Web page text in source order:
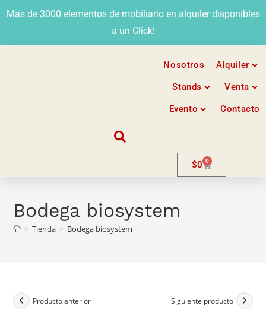
Más de 3000 elementos de mobiliario en alquiler disponibles
a un Click!
Nosotros Alquiler
Stands Venta
Evento Contacto
$0 0
Bodega biosystem
> Tienda > Bodega biosystem
Producto anterior Siguiente producto